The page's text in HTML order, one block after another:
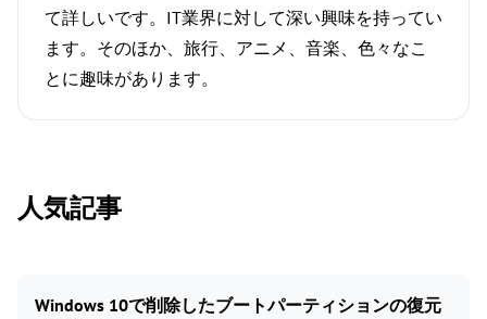
て詳しいです。IT業界に対して深い興味を持ってい
ます。そのほか、旅行、アニメ、音楽、色々なこ
とに趣味があります。
人気記事
Windows 10で削除したブートパーティションの復元